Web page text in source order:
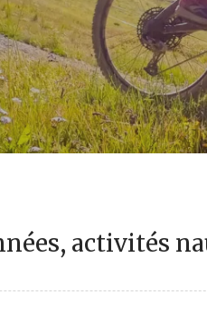
0
activités